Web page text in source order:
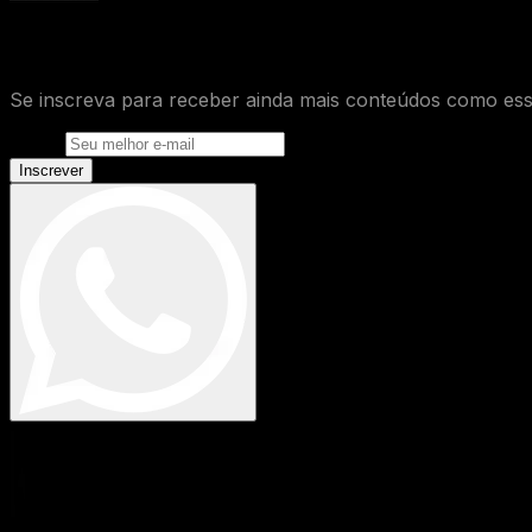
Se inscreva para receber ainda mais conteúdos como
Inscrever